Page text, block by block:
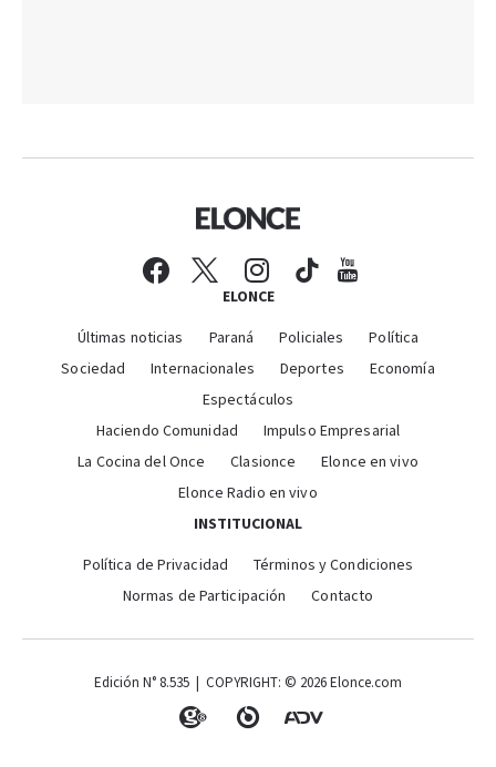
ELONCE
Últimas noticias Paraná Policiales
Política
Sociedad
Internacionales Deportes
Economía
Espectáculos
Haciendo Comunidad
Impulso Empresarial
La Cocina del Once
Clasionce
Elonce en vivo
Elonce Radio en vivo
INSTITUCIONAL
Política de Privacidad
Términos y Condiciones
Normas de Participación
Contacto
Edición N° 8.535 | COPYRIGHT: © 2026 Elonce.com